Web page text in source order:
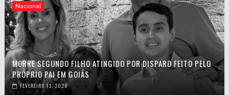
Nacional
MORRE SEGUNDO FILHO ATINGIDO POR DISPARO FEITO PELO
PRÓPRIO PAI EM GOIÁS
FEVEREIRO 13, 2026